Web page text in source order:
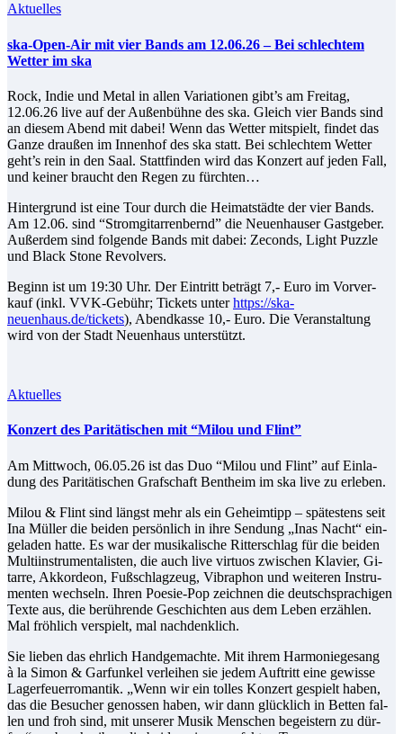
Aktuelles
ska-Open-Air mit vier Bands am 12.06.26 – Bei schlech­tem
Wet­ter im ska
Rock, In­die und Me­tal in al­len Va­ria­tio­nen gibt’s am Frei­tag,
12.06.26 live auf der Au­ßen­büh­ne des ska. Gleich vier Bands sind
an die­sem Abend mit da­bei! Wenn das Wet­ter mit­spielt, fin­det das
Gan­ze drau­ßen im In­nen­hof des ska statt. Bei schlech­tem Wet­ter
geht’s rein in den Saal. Statt­fin­den wird das Kon­zert auf je­den Fall,
und kei­ner braucht den Re­gen zu fürchten…
Hin­ter­grund ist ei­ne Tour durch die Hei­mat­städ­te der vier Bands.
Am 12.06. sind “Strom­gi­tar­ren­bernd” die Neu­en­hau­ser Gast­ge­ber.
Au­ßer­dem sind fol­gen­de Bands mit da­bei: Ze­conds, Light Puz­zle
und Black Stone Revolvers.
Be­ginn ist um 19:30 Uhr. Der Ein­tritt be­trägt 7,- Eu­ro im Vor­ver­
kauf (inkl. VVK-Ge­bühr; Ti­ckets un­terhttps://ska-
neuenhaus.de/tickets), Abend­kas­se 10,- Eu­ro. Die Ver­an­stal­tung
wird von der Stadt Neu­en­haus unterstützt.
Aktuelles
Kon­zert des Pa­ri­tä­ti­schen mit “Mi­lou und Flint”
Am Mitt­woch, 06.05.26 ist das Duo “Mi­lou und Flint” auf Ein­la­
dung des Pa­ri­tä­ti­schen Graf­schaft Bent­heim im ska live zu erleben.
Mi­lou & Flint sind längst mehr als ein Ge­heim­tipp – spä­tes­tens seit
Ina Mül­ler die bei­den per­sön­lich in ih­re Sen­dung „Inas Nacht“ ein­
ge­la­den hat­te. Es war der mu­si­ka­li­sche Rit­ter­schlag für die bei­den
Mul­ti­in­stru­men­ta­lis­ten, die auch live vir­tu­os zwi­schen Kla­vier, Gi­
tar­re, Ak­kor­de­on, Fuß­schlag­zeug, Vi­bra­phon und wei­te­ren In­stru­
men­ten wech­seln. Ih­ren Poe­sie-Pop zeich­nen die deutsch­spra­chi­gen
Tex­te aus, die be­rüh­ren­de Ge­schich­ten aus dem Le­ben er­zäh­len.
Mal fröh­lich ver­spielt, mal nachdenklich.
Sie lie­ben das ehr­lich Hand­ge­mach­te. Mit ih­rem Har­mo­nie­ge­sang
à la Si­mon & Gar­fun­kel ver­lei­hen sie je­dem Auf­tritt ei­ne ge­wis­se
La­ger­feu­er­ro­man­tik. „Wenn wir ein tol­les Kon­zert ge­spielt ha­ben,
das die Be­su­cher ge­nos­sen ha­ben, wir dann glück­lich in Bet­ten fal­
len und froh sind, mit un­se­rer Mu­sik Men­schen be­geis­tern zu dür­